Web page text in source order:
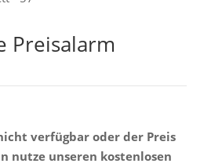
Preisalarm
verfügbar oder der Preis
nutze unseren kostenlosen